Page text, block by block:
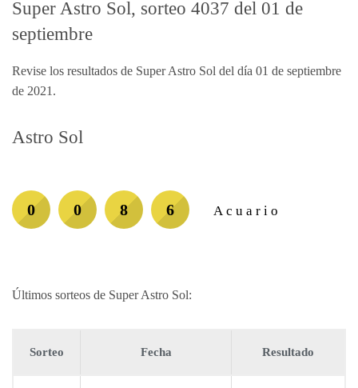
Super Astro Sol, sorteo 4037 del 01 de
septiembre
Revise los resultados de Super Astro Sol del día 01 de septiembre
de 2021.
Astro Sol
0 0 8 6 Acuario
Últimos sorteos de Super Astro Sol:
Sorteo Fecha Resultado